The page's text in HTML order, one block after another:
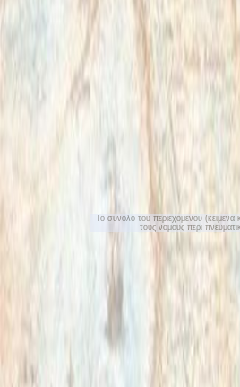
Το σύνολο του περιεχομένου (κείμενα
τους νόμους περί